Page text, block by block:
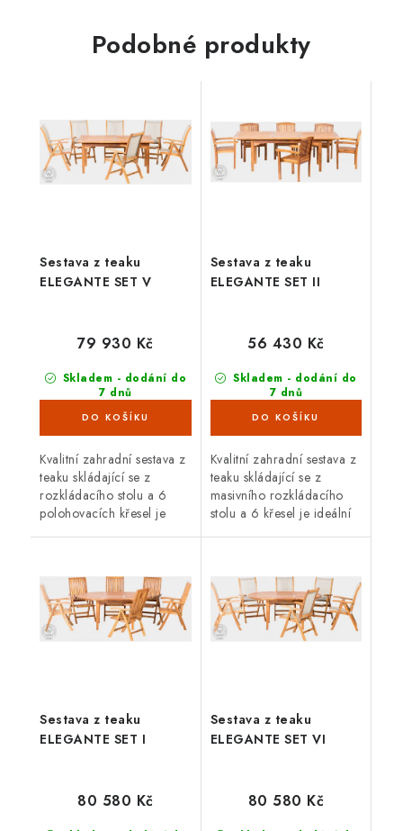
Atraktivní design,...Podobné produkty
Sestava z teaku
ELEGANTE SET V
Skladem - dodání do
7 dnů
(4 ks)
79 930 Kč
Kvalitní zahradní sestava z
teaku skládající se z
rozkládacího stolu a 6
polohovacích křesel je
vnějším...
Sestava z teaku
ELEGANTE SET II
Skladem - dodání do
7 dnů
(2 ks)
56 430 Kč
Kvalitní zahradní sestava z
teaku skládající se z
masivního rozkládacího
stolu a 6 křesel je ideální
Sestava z teaku
ELEGANTE SET I
80 580 Kč
Sestava z teaku
ELEGANTE SET VI
80 580 Kč